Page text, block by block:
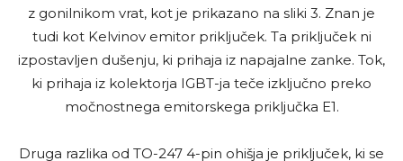
z gonilnikom vrat, kot je prikazano na sliki 3. Znan je
tudi kot Kelvinov emitor priključek. Ta priključek ni
izpostavljen dušenju, ki prihaja iz napajalne zanke. Tok,
ki prihaja iz kolektorja IGBT-ja teče izključno preko
močnostnega emitorskega priključka E1.
Druga razlika od TO-247 4-pin ohišja je priključek, ki se